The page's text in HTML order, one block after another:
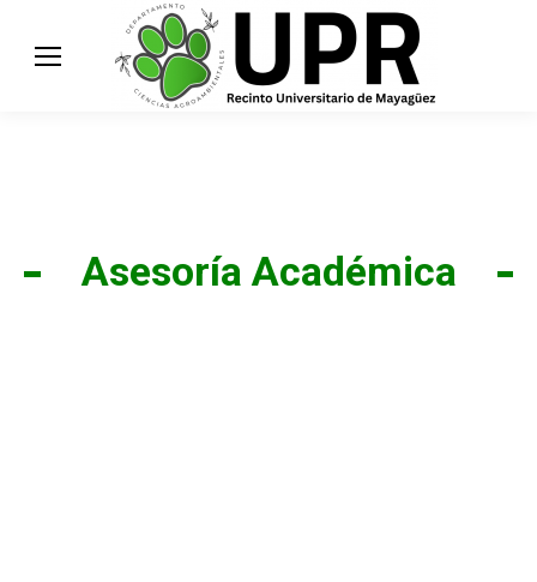
Asesoría Académica